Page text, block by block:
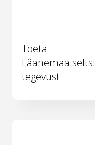
Toeta
Läänemaa seltsi
tegevust